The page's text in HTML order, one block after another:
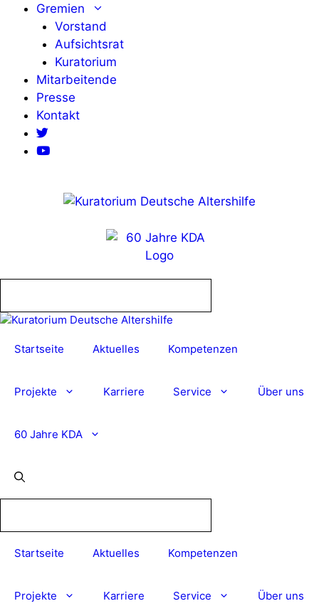
Zum
springen
Gremien
Vorstand
Aufsichtsrat
Kuratorium
Mitarbeitende
Presse
Kontakt
Startseite Aktuelles Kompetenzen
Projekte Karriere Service Über uns
60 Jahre KDA
Startseite Aktuelles Kompetenzen
Projekte Karriere Service Über uns